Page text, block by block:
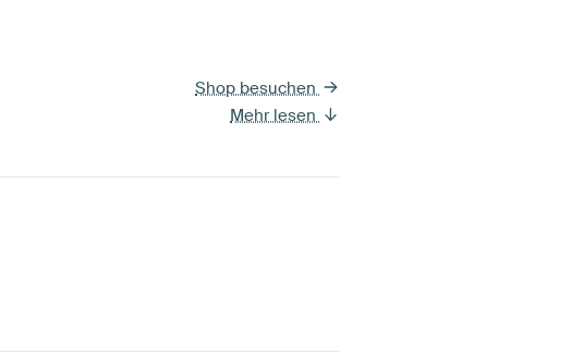
Shop besuchen
Mehr lesen